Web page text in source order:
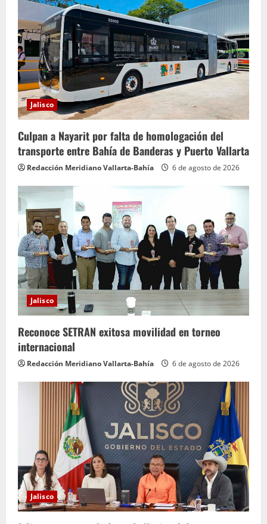
e
n
d
o Jalisco
Culpan a Nayarit por falta de homologación del
transporte entre Bahía de Banderas y Puerto Vallarta
Redacción Meridiano Vallarta-Bahía 6 de agosto de 2026
Jalisco
Reconoce SETRAN exitosa movilidad en torneo
internacional
Redacción Meridiano Vallarta-Bahía 6 de agosto de 2026
Jalisco